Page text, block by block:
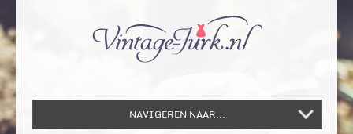
NAVIGEREN NAAR...